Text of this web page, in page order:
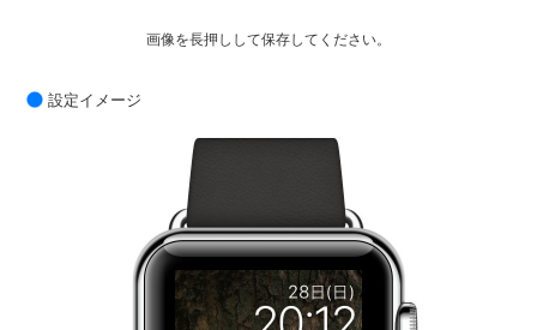
画像を長押しして保存してください。
設定イメージ